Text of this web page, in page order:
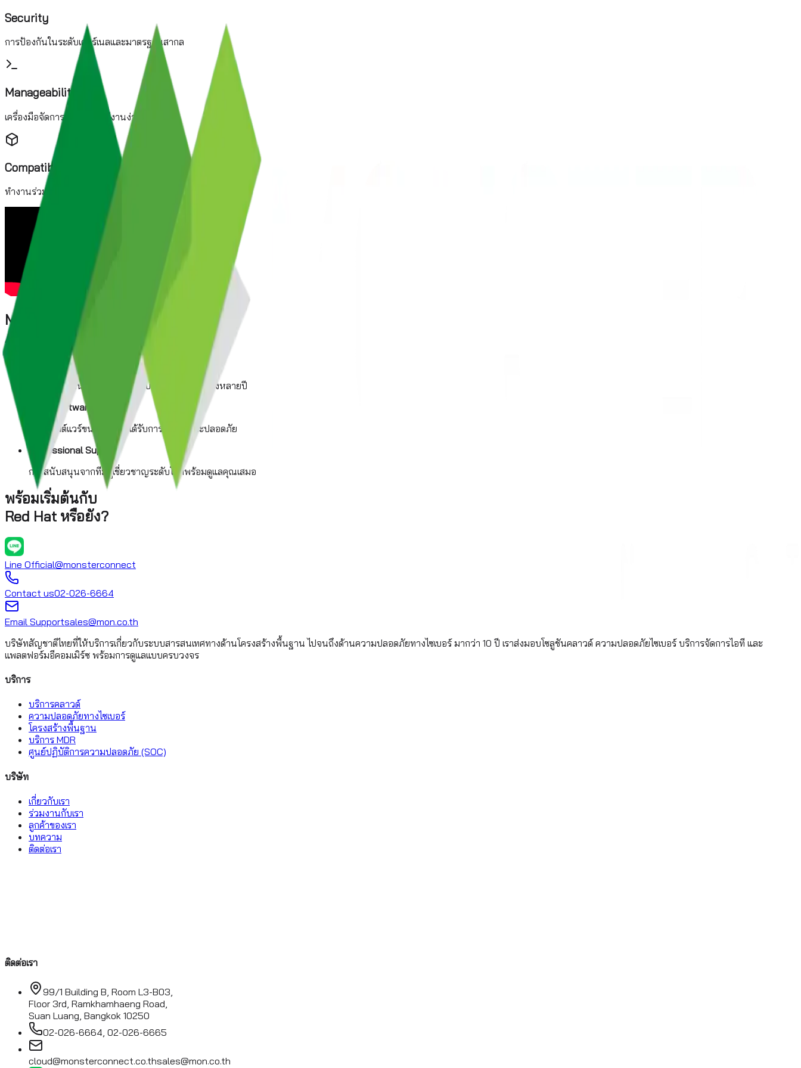
Security
การป้องกันในระดับเคอร์เนลและมาตรฐานสากล
Manageability
เครื่องมือจัดการอัตโนมัติที่ใช้งานง่าย
Compatibility
ทำงานร่วมกับแอปพลิเคชันและ HW ได้หลากหลาย
More Than Just
An Operating System
Long Lifecycle
อายุการใช้งานที่ยาวนาน รองรับการอัปเดตต่อเนื่องหลายปี
Huge Software Library
คลังซอฟต์แวร์ขนาดใหญ่ที่ได้รับการรับรองและปลอดภัย
Professional Support
การสนับสนุนจากทีมผู้เชี่ยวชาญระดับโลกพร้อมดูแลคุณเสมอ
พร้อมเริ่มต้นกับ
Red Hat หรือยัง?
Line Official@monsterconnect
Contact us02-026-6664
Email Supportsales@mon.co.th
บริษัทสัญชาติไทยที่ให้บริการเกี่ยวกับระบบสารสนเทศทางด้านโครงสร้างพื้นฐาน ไปจนถึงด้านความปลอดภัยทางไซเบอร์ มากว่า 10 ปี เราส่งมอบโซลูชันคลาวด์ ความปลอดภัยไซเบอร์ บริการจัดการไอที และ
แพลตฟอร์มอีคอมเมิร์ซ พร้อมการดูแลแบบครบวงจร
บริการ
บริการคลาวด์
ความปลอดภัยทางไซเบอร์
โครงสร้างพื้นฐาน
บริการ MDR
ศูนย์ปฏิบัติการความปลอดภัย (SOC)
บริษัท
เกี่ยวกับเรา
ร่วมงานกับเรา
ลูกค้าของเรา
บทความ
ติดต่อเรา
ติดต่อเรา
99/1 Building B, Room L3-B03,
Floor 3rd, Ramkhamhaeng Road,
Suan Luang, Bangkok 10250
02-026-6664, 02-026-6665
cloud@monsterconnect.co.thsales@mon.co.th